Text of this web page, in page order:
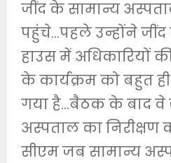
जींद के सामान्य
पहुंचे…पहले उन्होंने जींद
हाउस में अधिकारियों
के कार्यक्रम को बहुत
गया है…बैठक के बाद वे
अस्पताल का निरीक्षण
सीएम जब सामान्य